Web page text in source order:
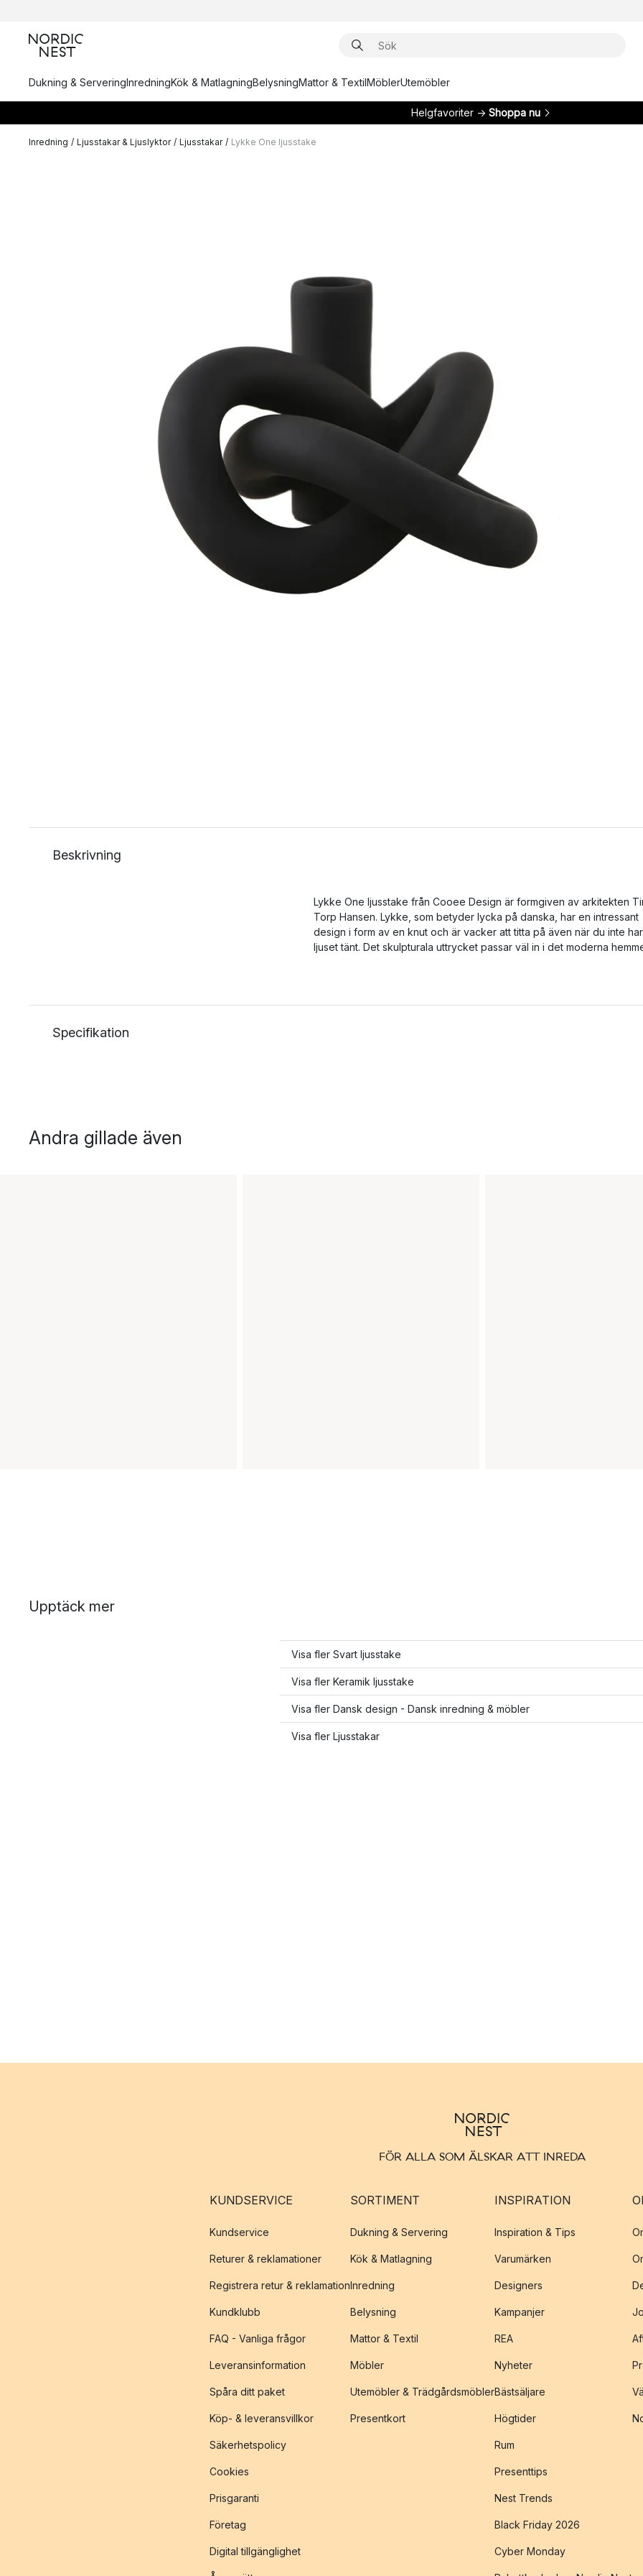
Dukning & ServeringInredningKök & MatlagningBelysningMattor & TextilMöblerUtemöbler
Helgfavoriter → Shoppa nu
Inredning / Ljusstakar & Ljuslyktor / Ljusstakar / Lykke One ljusstake
Beskrivning
Lykke One ljusstake från Cooee Design är formgiven av arkitekten
Torp Hansen. Lykke, som betyder lycka på danska, har en intressant
design i form av en knut och är vacker att titta på även när du inte har
ljuset tänt. Det skulpturala uttrycket passar väl in i det moderna
Specifikation
Andra gillade även
Upptäck mer
Visa fler Svart ljusstake
Visa fler Keramik ljusstake
Visa fler Dansk design - Dansk inredning & möbler
Visa fler Ljusstakar
FÖR ALLA SOM ÄLSKAR ATT INREDA
KUNDSERVICE
Kundservice
Returer & reklamationer
Registrera retur & reklamation
Kundklubb
FAQ - Vanliga frågor
Leveransinformation
Spåra ditt paket
Köp- & leveransvillkor
Säkerhetspolicy
Cookies
Prisgaranti
Företag
Digital tillgänglighet
SORTIMENT
Dukning & Servering
Kök & Matlagning
Inredning
Belysning
Mattor & Textil
Möbler
Utemöbler & Trädgårdsmöbler
Presentkort
INSPIRATION
Inspiration & Tips
Varumärken
Designers
Kampanjer
REA
Nyheter
Bästsäljare
Högtider
Rum
Presenttips
Nest Trends
Black Friday 2026
Cyber Monday